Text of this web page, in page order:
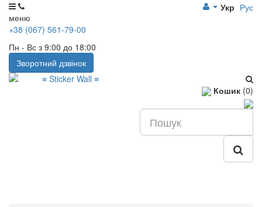
меню
Укр Рус
+38 (067) 561-79-00
Пн - Вс з 9:00 до 18:00
Зворотний дзвінок
Кошик (0)